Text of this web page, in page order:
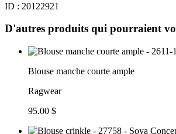
ID : 20122921
D'autres produits qui pourraient
Blouse manche courte ample
Ragwear
95.00 $